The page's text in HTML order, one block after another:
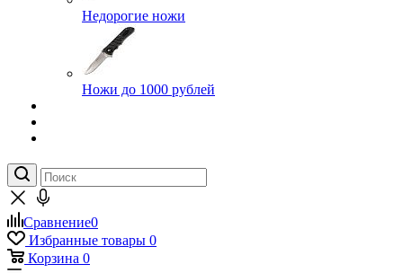
Недорогие ножи
Ножи до 1000 рублей
Сравнение0
Избранные товары 0
Корзина 0